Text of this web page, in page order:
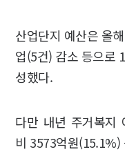
산업단지 예산은 올
업(5건) 감소 등으로
성했다.
다만 내년 주거복지
비 3573억원(15.1%)